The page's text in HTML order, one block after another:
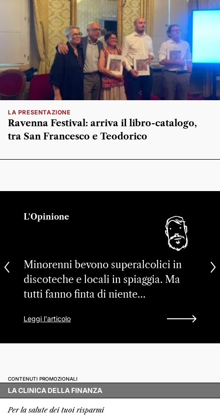
LA PRESENTAZIONE
Ravenna Festival: arriva il libro-catalogo,
tra San Francesco e Teodorico
L'Opinione
Minorenni bevono superalcolici in
discoteche e locali in spiaggia. Ma
tutti fanno finta di niente…
Leggi l'articolo
CONTENUTI PROMOZIONALI
LA CLINICA DELLA FINANZA
Per la salute dei tuoi risparmi